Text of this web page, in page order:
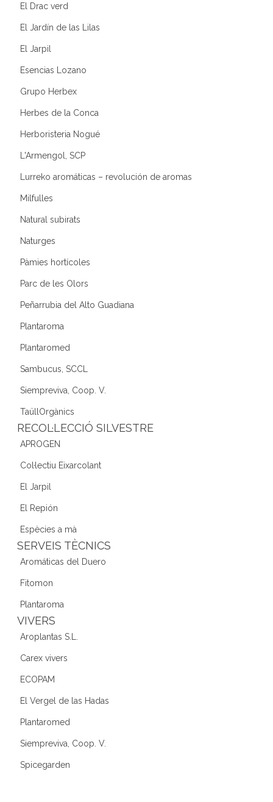
El Drac verd
El Jardín de las Lilas
El Jarpil
Esencias Lozano
Grupo Herbex
Herbes de la Conca
Herboristeria Nogué
L'Armengol, SCP
Lurreko aromáticas – revolución de aromas
Milfulles
Natural subirats
Naturges
Pàmies hortícoles
Parc de les Olors
Peñarrubia del Alto Guadiana
Plantaroma
Plantaromed
Sambucus, SCCL
Siempreviva, Coop. V.
TaüllOrgànics
RECOL·LECCIÓ SILVESTRE
APROGEN
Col·lectiu Eixarcolant
El Jarpil
El Repión
Espècies a mà
SERVEIS TÈCNICS
Aromáticas del Duero
Fitomon
Plantaroma
VIVERS
Aroplantas S.L.
Carex vivers
ECOPAM
El Vergel de las Hadas
Plantaromed
Siempreviva, Coop. V.
Spicegarden